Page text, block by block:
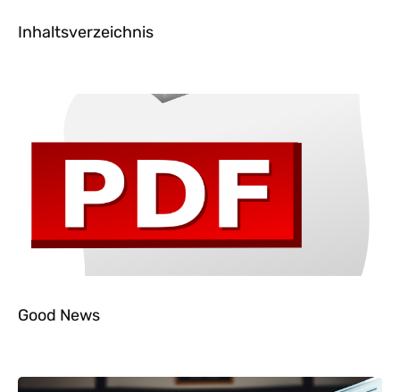
Inhaltsverzeichnis
Good News